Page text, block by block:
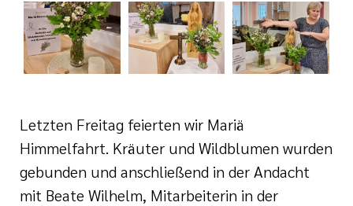
Arbeit
Preislisten
Letzten Freitag feierten wir Mariä
Himmelfahrt. Kräuter und Wildblumen wurden
gebunden und anschließend in der Andacht
mit Beate Wilhelm, Mitarbeiterin in der